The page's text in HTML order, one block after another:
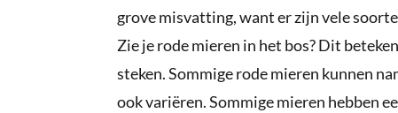
grove misvatting, want er zijn vele
Zie je rode mieren in het bos? Dit
steken. Sommige rode mieren kunnen
ook variëren. Sommige mieren hebben